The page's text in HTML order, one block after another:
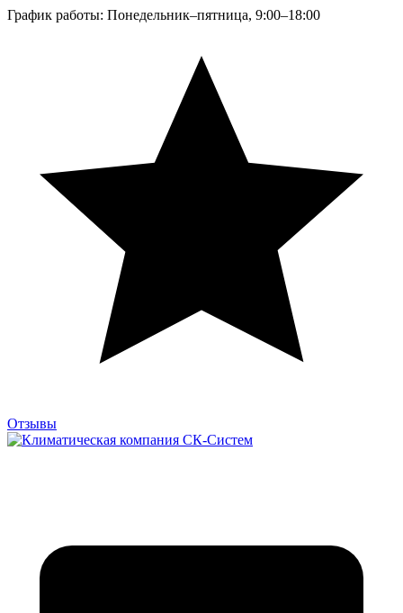
График работы: Понедельник–пятница, 9:00–18:00
Отзывы